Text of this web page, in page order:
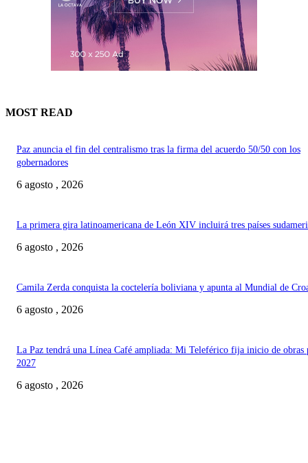
MOST READ
Paz anuncia el fin del centralismo tras la firma del acuerdo 50/50 con los
gobernadores
6 agosto , 2026
La primera gira latinoamericana de León XIV incluirá tres países
6 agosto , 2026
Camila Zerda conquista la coctelería boliviana y apunta al Mundial de
6 agosto , 2026
La Paz tendrá una Línea Café ampliada: Mi Teleférico fija inicio de obras
2027
6 agosto , 2026